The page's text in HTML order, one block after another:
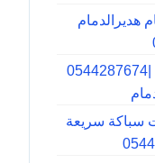
هديرالدمام
شركة تنظيف مطابخ بالدمام |0544287674
سباكة سريعة